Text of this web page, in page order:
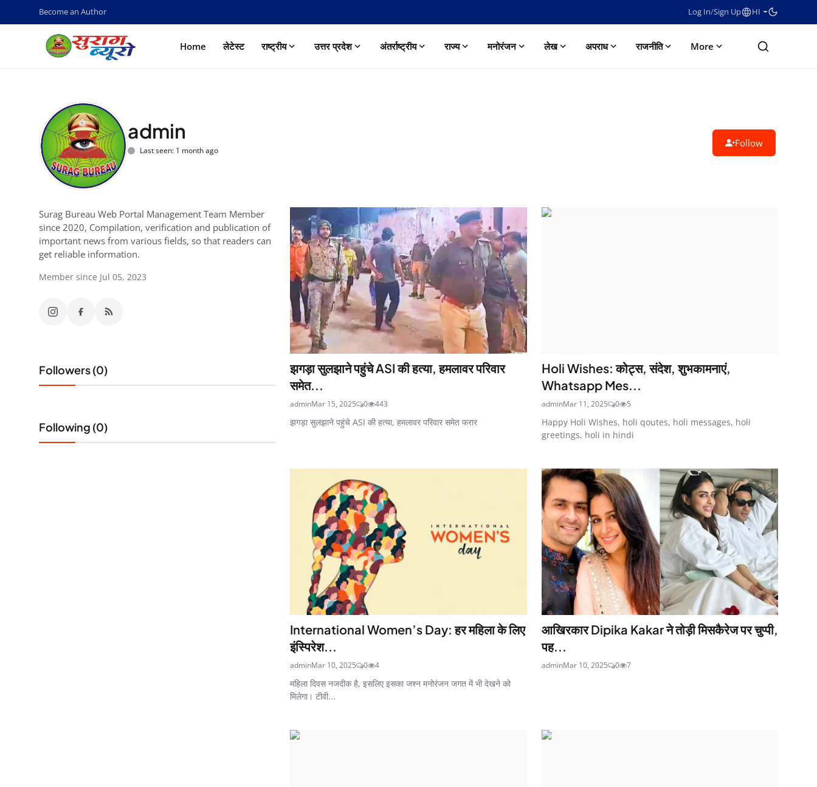
Become an Author Log In/Sign Up HI
Home लेटेस्ट राष्ट्रीय उत्तर प्रदेश अंतर्राष्ट्रीय राज्य मनोरंजन लेख अपराध राजनीति More
admin
Last seen: 1 month ago
Follow
Surag Bureau Web Portal Management Team Member
since 2020, Compilation, verification and publication of
important news from various fields, so that readers can
get reliable information.
Member since Jul 05, 2023
Followers (0)
Following (0)
झगड़ा सुलझाने पहुंचे ASI की हत्या, हमलावर परिवार
समेत...
adminMar 15, 2025 0 443
झगड़ा सुलझाने पहुंचे ASI की हत्या, हमलावर परिवार समेत फरार
Holi Wishes: कोट्स, संदेश, शुभकामनाएं,
Whatsapp Mes...
adminMar 11, 2025 0 5
Happy Holi Wishes, holi qoutes, holi messages, holi
greetings, holi in hindi
International Women’s Day: हर महिला के लिए
इंस्पिरेश...
adminMar 10, 2025 0 4
महिला दिवस नजदीक है, इसलिए इसका जश्न मनोरंजन जगत में भी देखने को
मिलेगा। टीवी...
आखिरकार Dipika Kakar ने तोड़ी मिसकैरेज पर चुप्पी,
पह...
adminMar 10, 2025 0 7